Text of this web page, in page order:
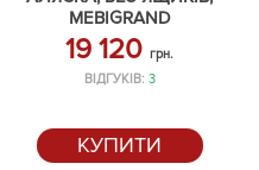
MEBIGRAND
19 120грн.
ВІДГУКІВ: 3
КУПИТИ